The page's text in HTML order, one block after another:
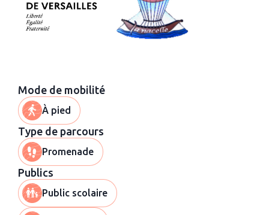
Mode de mobilité
À pied
Type de parcours
Promenade
Publics
Public scolaire